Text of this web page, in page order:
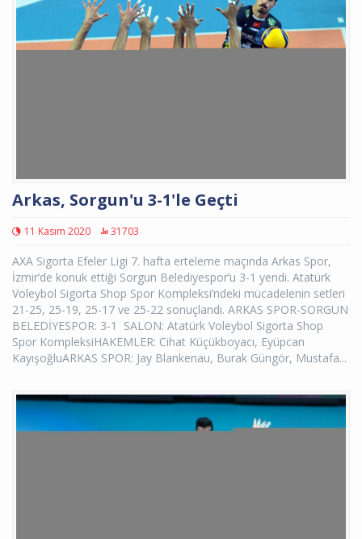
Arkas, Sorgun'u 3-1'le Geçti
11 Kasım 2020 31703
AXA Sigorta Efeler Ligi 7. hafta erteleme maçında Arkas Spor,
İzmir’de konuk ettiği Sorgun Belediyespor’u 3-1 yendi. Atatürk
Voleybol Sigorta Shop Spor Kompleksi’ndeki mücadelenin setleri
21-25, 25-19, 25-17 ve 25-22 sonuçlandı. ARKAS SPOR-SORGUN
BELEDİYESPOR: 3-1 SALON: Atatürk Voleybol Sigorta Shop
Spor KompleksiHAKEMLER: Cihat Küçükboyacı, Eyüpcan
KayışoğluARKAS SPOR: Jay Blankenau, Burak Güngör, Mustafa...